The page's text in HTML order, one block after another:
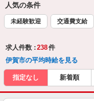
人気の条件
未経験歓迎 交通費支給
求人件数 : 238件
伊賀市の平均時給を見る
指定なし 新着順